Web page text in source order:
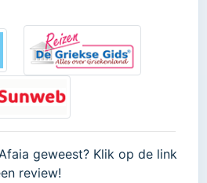
geweest? Klik op de link
review!